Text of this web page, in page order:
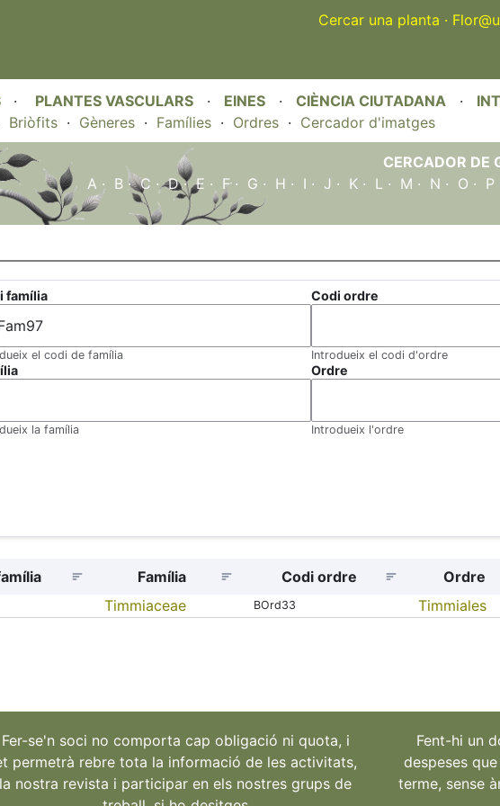
Cercar una planta ·
· PLANTES VASCULARS · EINES · CIÈNCIA CIUTADANA ·
Briòfits· Gèneres· Famílies· Ordres· Cercador d'imatges
CERCADOR DE
A · B ·C ·D·E · F· G · H · I · J · K · L · M · N · O · P
família
el codi de família
Codi ordre
Introdueix el codi d'ordre
la família
Ordre
Introdueix l'ordre
Família Codi ordre Ordre
Timmiaceae BOrd33 Timmiales
Fer-se'n soci no comporta cap obligació ni quota, i
permetrà rebre tota la informació de les activitats,
la nostra revista i participar en els nostres grups de
Fent-hi un
despeses
terme, sense